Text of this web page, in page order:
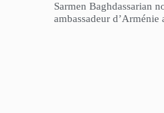
Sarmen Baghdassarian
ambassadeur d’Arménie